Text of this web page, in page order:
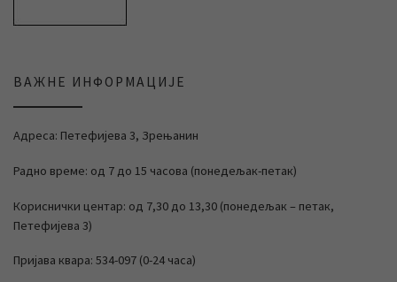
ВАЖНЕ ИНФОРМАЦИЈЕ
Адреса: Петефијева 3, Зрењанин
Радно време: од 7 до 15 часова (понедељак-петак)
Кориснички центар: од 7,30 до 13,30 (понедељак – петак,
Петефијева 3)
Пријава квара: 534-097 (0-24 часа)